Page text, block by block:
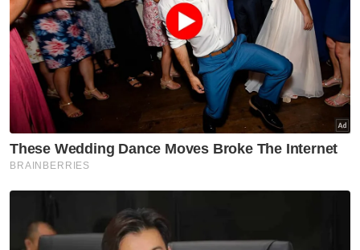
Undang Undang
Artikel Disyorkan
Semasa
Rakyat Malaysia ditahan di
lapangan terbang India, bawa
lebih 4kg ganja hidroponik